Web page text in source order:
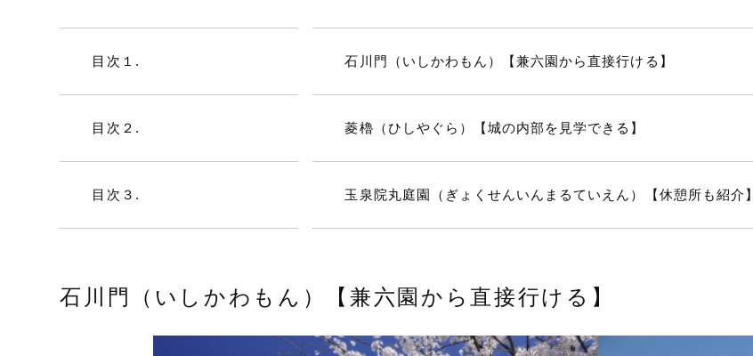
目次１. 石川門（いしかわもん）【兼六園から直接行ける】
目次２. 菱櫓（ひしやぐら）【城の内部を見学できる】
目次３. 玉泉院丸庭園（ぎょくせんいんまるていえん）【休憩所も紹介】
石川門（いしかわもん）【兼六園から直接行ける】